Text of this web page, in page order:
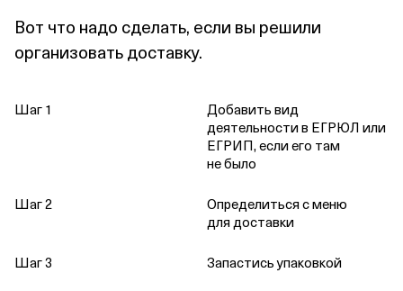
Вот что надо сделать, если вы решили
организовать доставку.
Шаг 1
Добавить вид
деятельности в ЕГРЮЛ или
ЕГРИП, если его там
не было
Шаг 2
Определиться с меню
для доставки
Шаг 3 Запастись упаковкой